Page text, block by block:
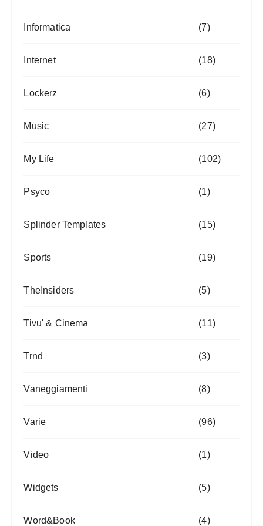
Informatica (7)
Internet (18)
Lockerz (6)
Music (27)
My Life (102)
Psyco (1)
Splinder Templates (15)
Sports (19)
TheInsiders (5)
Tivu' & Cinema (11)
Trnd (3)
Vaneggiamenti (8)
Varie (96)
Video (1)
Widgets (5)
Word&Book (4)